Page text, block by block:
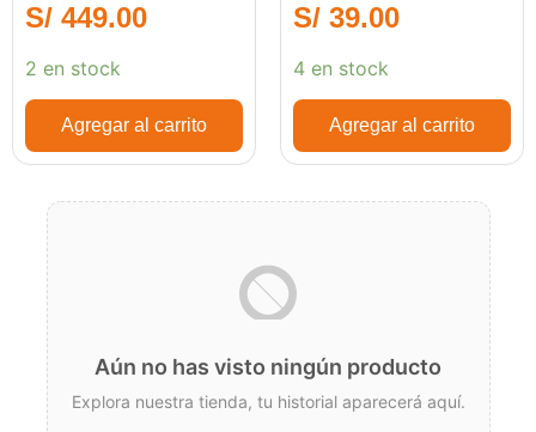
S/ 449.00
2 en stock
Agregar al carrito
Condensador De
S/ 39.00
4 en stock
Agregar al carrito
Aún no has visto ningún producto
Explora nuestra tienda, tu historial aparecerá aquí.